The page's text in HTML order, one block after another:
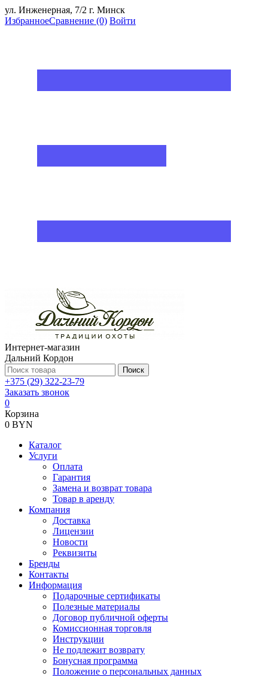
ул. Инженерная, 7/2 г. Минск
ИзбранноеСравнение (0) Войти
Интернет-магазин
Дальний Кордон
Поиск
+375 (29) 322-23-79
Заказать звонок
0
Корзина
0 BYN
Каталог
Услуги
Оплата
Гарантия
Замена и возврат товара
Товар в аренду
Компания
Доставка
Лицензии
Новости
Реквизиты
Бренды
Контакты
Информация
Подарочные сертификаты
Полезные материалы
Договор публичной оферты
Комиссионная торговля
Инструкции
Не подлежит возврату
Бонусная программа
Положение о персональных данных